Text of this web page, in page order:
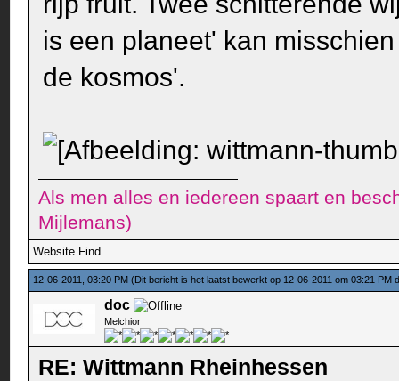
is een planeet' kan
de kosmos'.
Als men alles en iedereen spaart en
Mijlemans)
Website Find
12-06-2011, 03:20 PM(Dit bericht is het laatst bewerkt op 12-06-2011 om 03:21 PM
doc
Melchior
RE: Wittmann Rheinhessen